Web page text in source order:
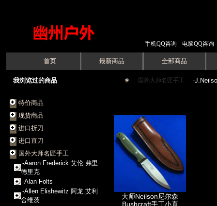
手机QQ咨询 电脑QQ咨询
首页 最新商品 全部商品
我浏览过的商品
特价商品
现货商品
进口折刀
进口直刀
国外大师名匠手工
-Aaron Frederick 艾伦.弗里
德里克
-Alan Folts
-Allen Elishewitz 阿龙.艾利
舍维茨
国外大师名匠手工 -
大师Neilson尼尔森
Bushcraft手工小直